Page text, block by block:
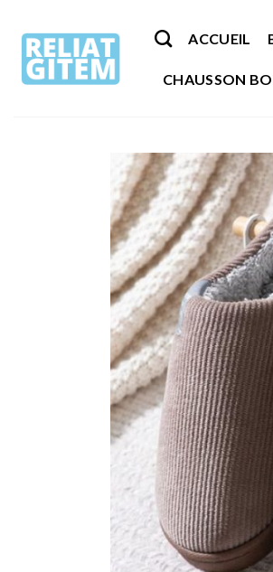
contenu
ACCUEIL
CHAUSSON